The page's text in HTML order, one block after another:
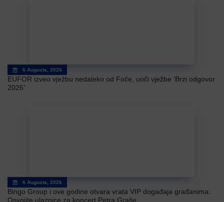
6 Augusta, 2026
EUFOR izveo vježbu nedaleko od Foče, uoči vježbe ‘Brzi odgovor
2026’
6 Augusta, 2026
Bingo Group i ove godine otvara vrata VIP događaja građanima:
Osvojite ulaznice za koncert Petra Graše